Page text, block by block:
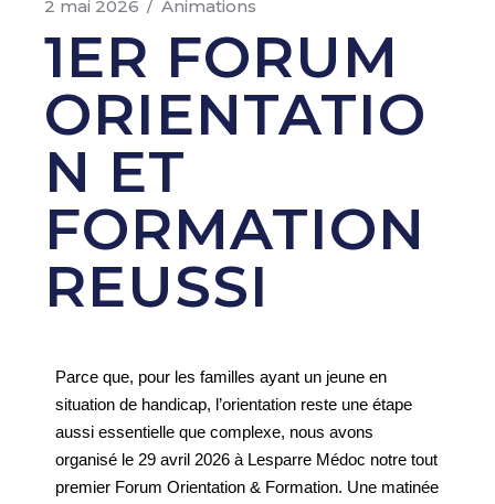
2 mai 2026 Animations
1ER FORUM
ORIENTATIO
N ET
FORMATION
REUSSI
Parce que, pour les familles ayant un jeune en
situation de handicap, l’orientation reste une étape
aussi essentielle que complexe, nous avons
organisé le 29 avril 2026 à Lesparre Médoc notre tout
premier Forum Orientation & Formation. Une matinée